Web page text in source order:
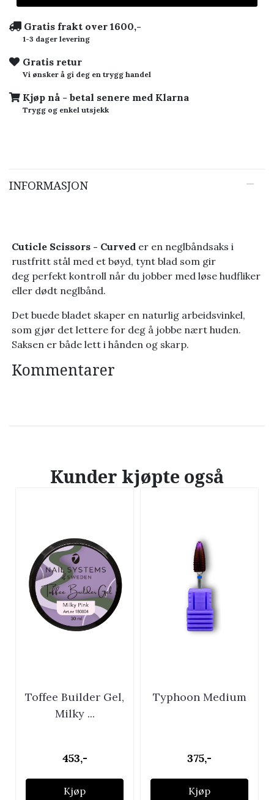
Gratis frakt over 1600,-
1-3 dager levering
Gratis retur
Vi ønsker å gi deg en trygg handel
Kjøp nå - betal senere med Klarna
Trygg og enkel utsjekk
INFORMASJON
Cuticle Scissors - Curved er en neglbåndsaks i
rustfritt stål med et bøyd, tynt blad som gir
deg perfekt kontroll når du jobber med løse hudfliker
eller dødt neglbånd.
Det buede bladet skaper en naturlig arbeidsvinkel,
som gjør det lettere for deg å jobbe nært huden.
Saksen er både lett i hånden og skarp.
Kommentarer
Kunder kjøpte også
Toffee Builder Gel,
Milky ...
453,-
Kjøp
Typhoon Medium
375,-
Kjøp